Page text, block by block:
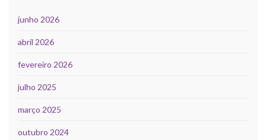
junho 2026
abril 2026
fevereiro 2026
julho 2025
março 2025
outubro 2024